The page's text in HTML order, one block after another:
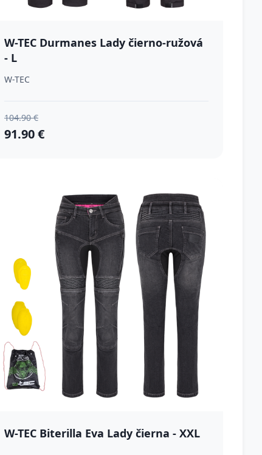
W-TEC Durmanes Lady čierno-ružová
- L
W-TEC
104.90 €
91.90 €
W-TEC Biterilla Eva Lady čierna - XXL